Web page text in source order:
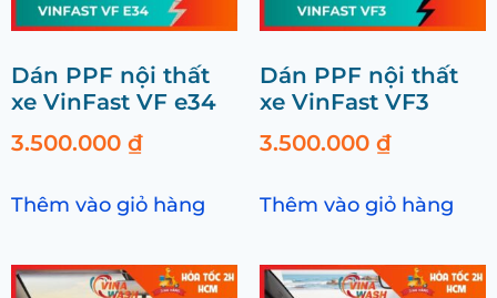
Dán PPF nội thất
xe VinFast VF e34
3.500.000 ₫
Thêm vào giỏ hàng
Dán PPF nội thất
xe VinFast VF3
3.500.000 ₫
Thêm vào giỏ hàng